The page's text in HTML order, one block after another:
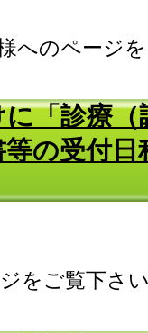
へのページ
「診療
の受付
をご覧下さ